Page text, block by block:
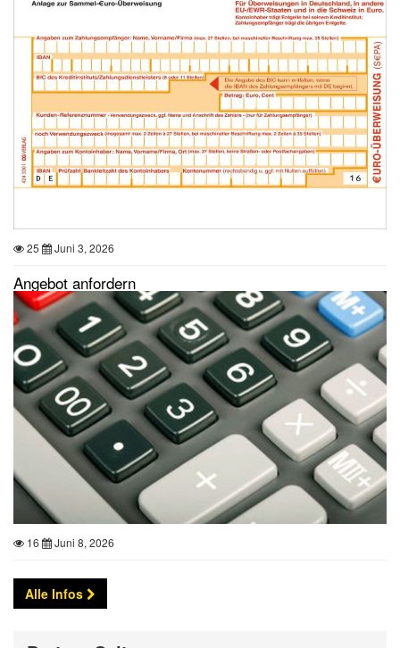
25 Juni 3, 2026
Angebot anfordern
16 Juni 8, 2026
Alle Infos